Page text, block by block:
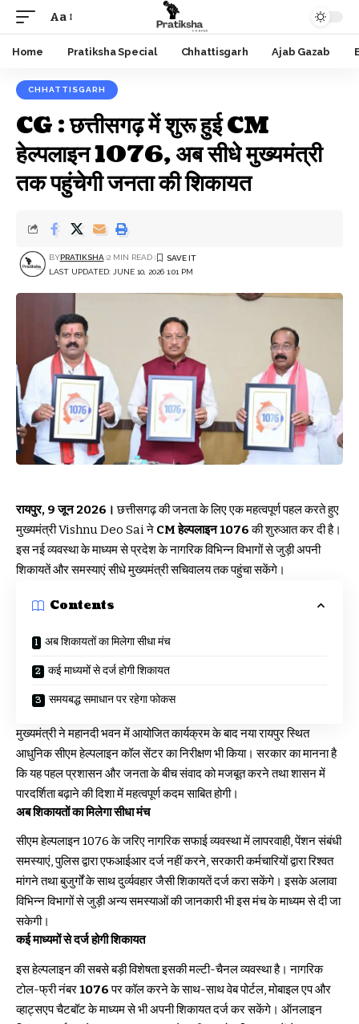
Font
Resizer
Aa
Home Pratiksha Special Chhattisgarh Ajab Gazab
CHHATTISGARH
CG : छत्तीसगढ़ में शुरू हुई CM
हेल्पलाइन 1076, अब सीधे मुख्यमंत्री
तक पहुंचेगी जनता की शिकायत
LAST UPDATED: JUNE 10, 2026 1:01 PM
BYPRATIKSHA 2 MIN READ
रायपुर, 9 जून 2026। छत्तीसगढ़ की जनता के लिए एक महत्वपूर्ण पहल करते हुए
मुख्यमंत्री Vishnu Deo Sai ने CM हेल्पलाइन 1076की शुरुआत कर दी है।
इस नई व्यवस्था के माध्यम से प्रदेश के नागरिक विभिन्न विभागों से जुड़ी अपनी
शिकायतें और समस्याएं सीधे मुख्यमंत्री सचिवालय तक पहुंचा सकेंगे।
Contents
अब शिकायतों का मिलेगा सीधा मंच
कई माध्यमों से दर्ज होगी शिकायत
समयबद्ध समाधान पर रहेगा फोकस
मुख्यमंत्री ने महानदी भवन में आयोजित कार्यक्रम के बाद नया रायपुर स्थित
आधुनिक सीएम हेल्पलाइन कॉल सेंटर का निरीक्षण भी किया। सरकार का मानना है
कि यह पहल प्रशासन और जनता के बीच संवाद को मजबूत करने तथा शासन में
पारदर्शिता बढ़ाने की दिशा में महत्वपूर्ण कदम साबित होगी।
अब शिकायतों का मिलेगा सीधा मंच
सीएम हेल्पलाइन 1076 के जरिए नागरिक सफाई व्यवस्था में लापरवाही, पेंशन संबंधी
समस्याएं, पुलिस द्वारा एफआईआर दर्ज नहीं करने, सरकारी कर्मचारियों द्वारा रिश्वत
मांगने तथा बुजुर्गों के साथ दुर्व्यवहार जैसी शिकायतें दर्ज करा सकेंगे। इसके अलावा
विभिन्न विभागों से जुड़ी अन्य समस्याओं की जानकारी भी इस मंच के माध्यम से दी जा
सकेगी।
कई माध्यमों से दर्ज होगी शिकायत
इस हेल्पलाइन की सबसे बड़ी विशेषता इसकी मल्टी-चैनल व्यवस्था है। नागरिक
टोल-फ्री नंबर1076पर कॉल करने के साथ-साथ वेब पोर्टल, मोबाइल एप और
व्हाट्सएप चैटबॉट के माध्यम से भी अपनी शिकायत दर्ज कर सकेंगे। ऑनलाइन